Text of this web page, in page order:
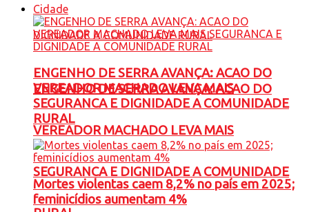
ENGENHO DE SERRA AVANÇA: ACAO DO
VEREADOR MACHADO LEVA MAIS
SEGURANCA E DIGNIDADE A COMUNIDADE
Cidade
ENGENHO DE SERRA AVANÇA: ACAO DO
VEREADOR MACHADO LEVA MAIS
SEGURANCA E DIGNIDADE A COMUNIDADE
RURAL
Mortes violentas caem 8,2% no país em 2025;
feminicídios aumentam 4%